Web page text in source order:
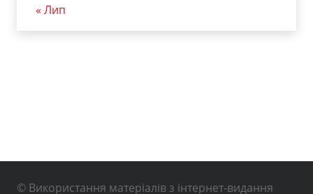
« Лип
© Використання матеріалів з інтернет-видання